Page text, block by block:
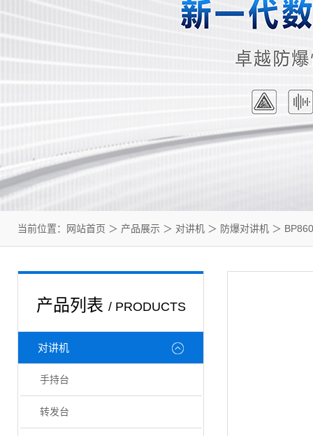
当前位置： 网站首页 ＞ 产品展示 ＞ 对讲机 ＞ 防爆对讲机 ＞
产品列表 / PRODUCTS
对讲机
手持台
转发台